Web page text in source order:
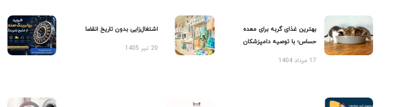
بهترین غذای گربه برای معده
حساس؛ با توصیه دامپزشکان
17 مرداد 1404
اشتغال‌زایی بدون تاریخ انقضا
20 تیر 1405